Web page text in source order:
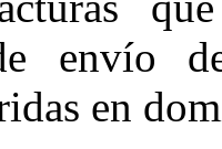
envío
en